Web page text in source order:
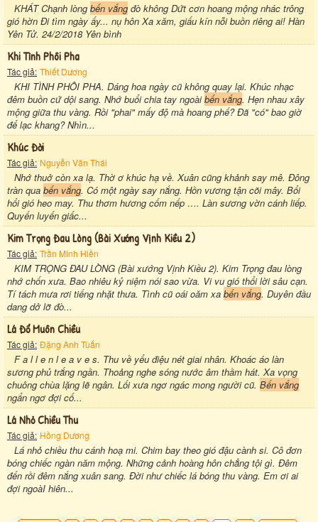
KHÁT Chạnh lòng bến vắng đò không Dứt cơn hoang mộng nhác trông
gió hờn Đi tìm ngày ấy... nụ hôn Xa xăm, giấu kín nỗi buồn riêng ai! Hàn
Yên Tử. 24/2/2018 Yên bình
Khi Tình Phôi Pha
Tác giả: Thiết Dương
KHI TÌNH PHÔI PHA. Dáng hoa ngày cũ không quay lại. Khúc nhạc
đêm buồn cứ dội sang. Nhớ buổi chia tay ngoàibến vắng. Hẹn nhau xây
mộng giữa thu vàng. Rồi "phai" mấy độ mà hoang phế? Đã "có" bao giờ
để lạc khang? Nhìn...
Khúc Đời
Tác giả: Nguyễn Văn Thái
Nhớ thuở còn xa lạ. Thờ ơ khúc hạ về. Xuân cũng khảnh say mê. Đông
tràn qua bến vắng. Có một ngày say nắng. Hồn vương tận cõi mây. Bổi
hổi gió heo may. Thu thơm hương cốm nếp …. Làn sương vờn cánh liếp.
Quyến luyến giấc...
Kim Trọng Đau Lòng (bài Xướng Vịnh Kiều 2)
Tác giả: Trần Minh Hiền
KIM TRỌNG ĐAU LÒNG (Bài xướng Vịnh Kiều 2). Kim Trọng đau lòng
nhớ chốn xưa. Bao nhiêu kỷ niệm nói sao vừa. Vi vu gió thổi lời sâu cạn.
Tí tách mưa rơi tiếng nhặt thưa. Tình cũ oái oăm xa bến vắng. Duyên đầu
dang dở lỡ đò...
Lá Đổ Muôn Chiều
Tác giả: Đặng Anh Tuấn
F a l l e n l e a v e s. Thu về yểu điệu nét giai nhân. Khoác áo làn
sương phủ trắng ngần. Thoảng nghe sóng nước âm thầm hát. Xa vọng
chuông chùa lặng lẽ ngân. Lối xưa ngơ ngác mong người cũ. Bến vắng
ngẩn ngơ đợi cố...
Lá Nhỏ Chiều Thu
Tác giả: Hồng Dương
Lá nhỏ chiều thu cánh hoạ mi. Chim bay theo gió đậu cành si. Cô đơn
bóng chiếc ngàn năm mộng. Những cảnh hoàng hôn chẳng tội gì. Đêm
đến rồi đêm nắng xuân sang. Đời như chiếc lá bóng thu vàng. Em ơi ai
đợi ngoàI hiên...